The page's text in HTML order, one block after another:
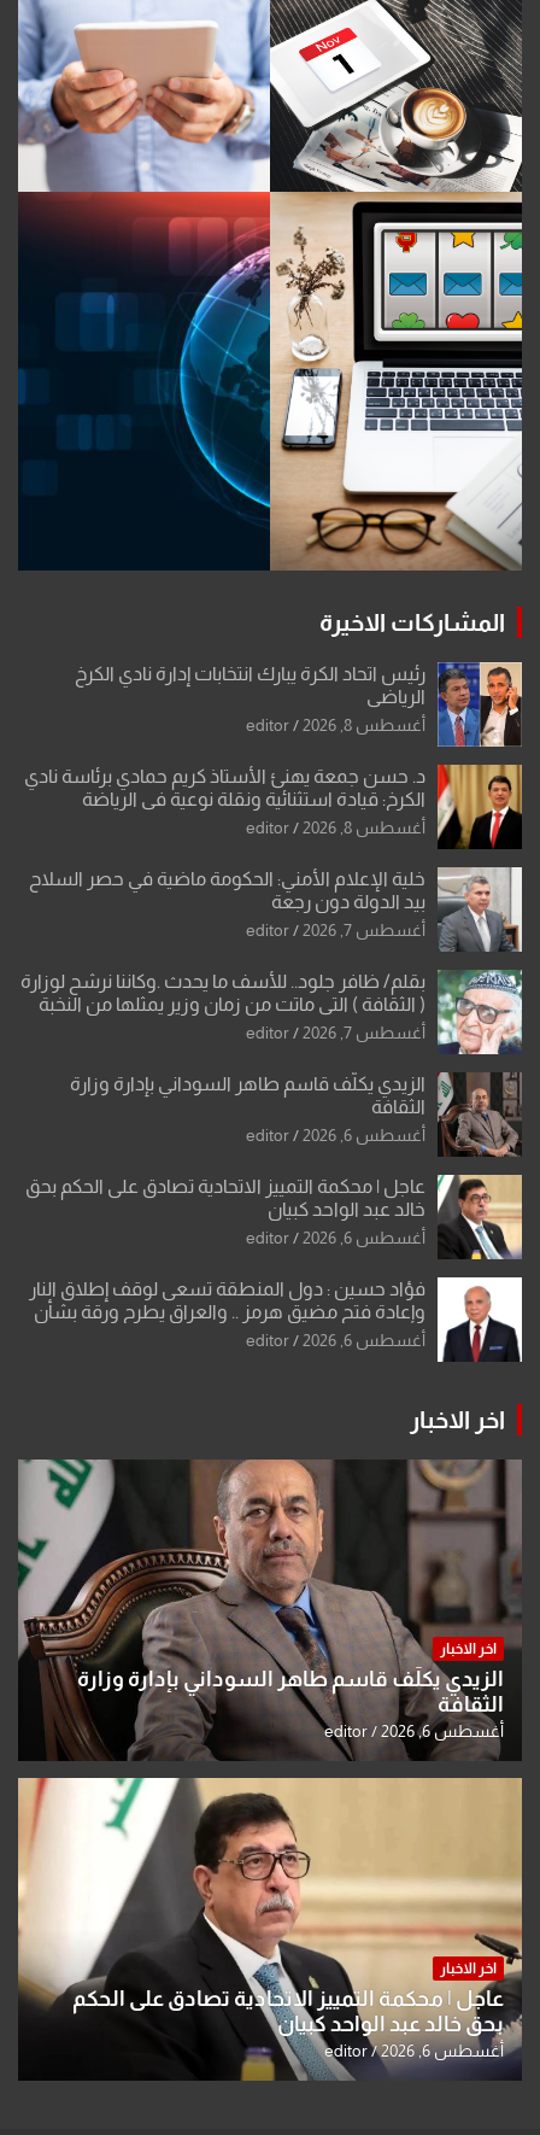
المشاركات الاخيرة
رئيس اتحاد الكرة يبارك انتخابات إدارة نادي الكرخ
الرياضي
أغسطس 8, 2026 editor
د. حسن جمعة يهنئ الأستاذ كريم حمادي برئاسة نادي
الكرخ: قيادة استثنائية ونقلة نوعية في الرياضة
العراقية
أغسطس 8, 2026 editor
خلية الإعلام الأمني: الحكومة ماضية في حصر السلاح
بيد الدولة دون رجعة
أغسطس 7, 2026 editor
بقلم/ ظافر جلود.. للأسف ما يحدث .وكاننا نرشح لوزارة
( الثقافة ) التي ماتت من زمان وزير يمثلها من النخبة
والإرث العظيم للثقافة العراقية..
أغسطس 7, 2026 editor
الزيدي يكلّف قاسم طاهر السوداني بإدارة وزارة
الثقافة
أغسطس 6, 2026 editor
عاجل | محكمة التمييز الاتحادية تصادق على الحكم بحق
خالد عبد الواحد كبيان
أغسطس 6, 2026 editor
فؤاد حسين : دول المنطقة تسعى لوقف إطلاق النار
وإعادة فتح مضيق هرمز .. والعراق يطرح ورقة بشأن
تحولات القدس
أغسطس 6, 2026 editor
اخر الاخبار
اخر الاخبار
الزيدي يكلّف قاسم طاهر السوداني بإدارة وزارة
الثقافة
أغسطس 6, 2026 editor
اخر الاخبار
عاجل | محكمة التمييز الاتحادية تصادق على الحكم
بحق خالد عبد الواحد كبيان
أغسطس 6, 2026 editor